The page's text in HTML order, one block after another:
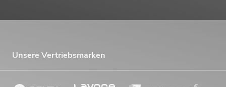
Unsere Vertriebsmarken